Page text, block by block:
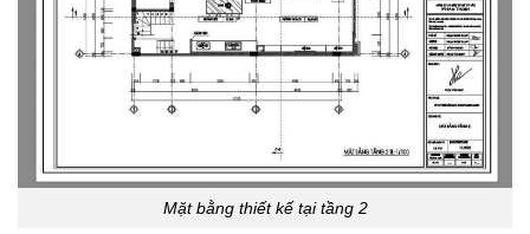
Mặt bằng thiết kế tại tầng 2